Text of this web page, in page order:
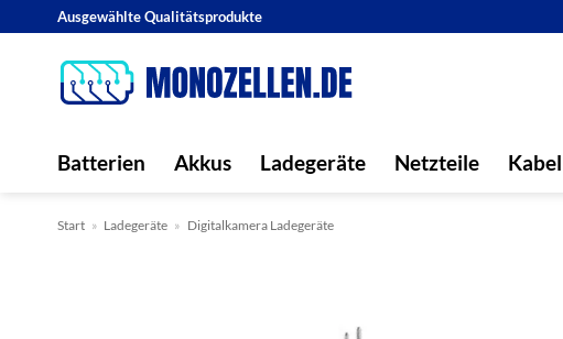
springen
Ausgewählte Qualitätsprodukte
Batterien Akkus Ladegeräte Netzteile Kabel
Start » Ladegeräte » Digitalkamera Ladegeräte